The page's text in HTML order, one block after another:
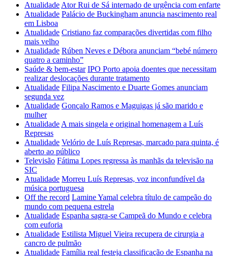
Atualidade Ator Rui de Sá internado de urgência com enfarte
Atualidade Palácio de Buckingham anuncia nascimento real
em Lisboa
Atualidade Cristiano faz comparações divertidas com filho
mais velho
Atualidade Rúben Neves e Débora anunciam “bebé número
quatro a caminho”
Saúde & bem-estar IPO Porto apoia doentes que necessitam
realizar deslocações durante tratamento
Atualidade Filipa Nascimento e Duarte Gomes anunciam
segunda vez
Atualidade Gonçalo Ramos e Maguigas já são marido e
mulher
Atualidade A mais singela e original homenagem a Luís
Represas
Atualidade Velório de Luís Represas, marcado para quinta, é
aberto ao público
Televisão Fátima Lopes regressa às manhãs da televisão na
SIC
Atualidade Morreu Luís Represas, voz inconfundível da
música portuguesa
Off the record Lamine Yamal celebra título de campeão do
mundo com pequena estrela
Atualidade Espanha sagra-se Campeã do Mundo e celebra
com euforia
Atualidade Estilista Miguel Vieira recupera de cirurgia a
cancro de pulmão
Atualidade Família real festeja classificação de Espanha na